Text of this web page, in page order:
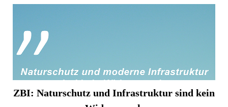
ZBI: Naturschutz und Infrastruktur sind kein